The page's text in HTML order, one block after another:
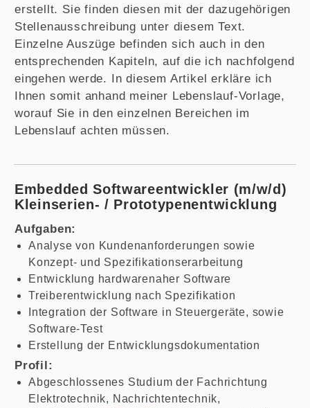
erstellt. Sie finden diesen mit der dazugehörigen
Stellenausschreibung unter diesem Text.
Einzelne Auszüge befinden sich auch in den
entsprechenden Kapiteln, auf die ich nachfolgend
eingehen werde. In diesem Artikel erkläre ich
Ihnen somit anhand meiner Lebenslauf-Vorlage,
worauf Sie in den einzelnen Bereichen im
Lebenslauf achten müssen.
Embedded Softwareentwickler (m/w/d)
Kleinserien- / Prototypenentwicklung
Aufgaben:
Analyse von Kundenanforderungen sowie
Konzept- und Spezifikationserarbeitung
Entwicklung hardwarenaher Software
Treiberentwicklung nach Spezifikation
Integration der Software in Steuergeräte, sowie
Software-Test
Erstellung der Entwicklungsdokumentation
Profil:
Abgeschlossenes Studium der Fachrichtung
Elektrotechnik, Nachrichtentechnik,